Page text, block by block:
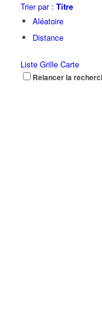
Trier par : Titre
Aléatoire
Distance
Liste Grille Carte
Relancer la